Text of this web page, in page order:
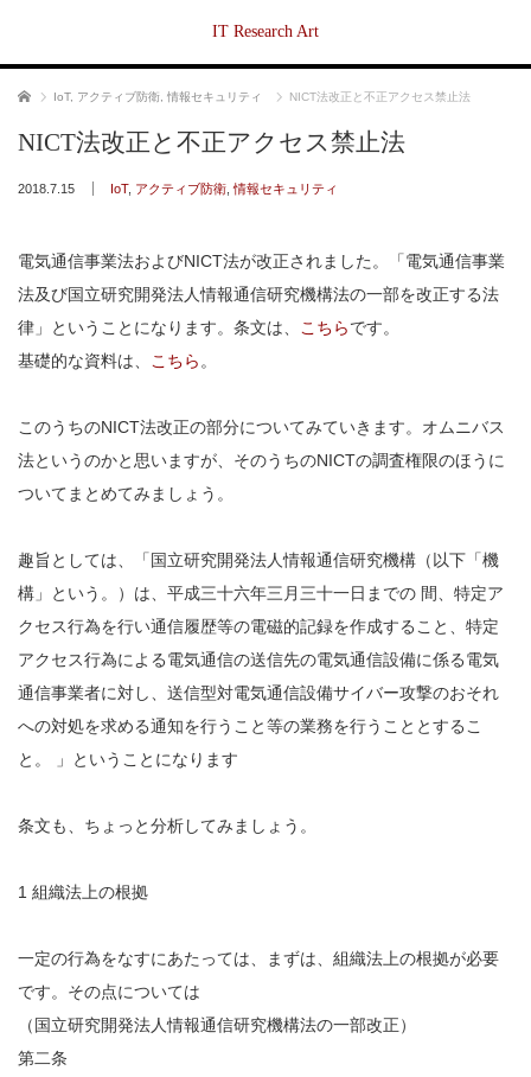
IT Research Art
ホーム IoT, アクティブ防衛 情報セキュリティ NICT法改正と不正アクセス禁止法
NICT法改正と不正アクセス禁止法
2018.7.15 IoT, アクティブ防衛 ,情報セキュリティ
電気通信事業法およびNICT法が改正されました。「電気通信事業
法及び国立研究開発法人情報通信研究機構法の一部を改正する法
律」ということになります。条文は、
こちらです。
基礎的な資料は、
こちら 。
このうちのNICT法改正の部分についてみていきます。オムニバス
法というのかと思いますが、そのうちのNICTの調査権限のほうに
ついてまとめてみましょう。
趣旨としては、「国立研究開発法人情報通信研究機構（以下「機
構」という。）は、平成三十六年三月三十一日までの 間、特定ア
クセス行為を行い通信履歴等の電磁的記録を作成すること、特定
アクセス行為による電気通信の送信先の電気通信設備に係る電気
通信事業者に対し、送信型対電気通信設備サイバー攻撃のおそれ
への対処を求める通知を行うこと等の業務を行うこととするこ
と。 」ということになります
条文も、ちょっと分析してみましょう。
1 組織法上の根拠
一定の行為をなすにあたっては、まずは、組織法上の根拠が必要
です。その点については
（国立研究開発法人情報通信研究機構法の一部改正）
第二条